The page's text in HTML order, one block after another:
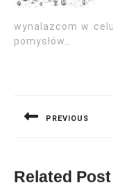
wynalazcom w
pomysłów…
PREVIOUS
Related Post